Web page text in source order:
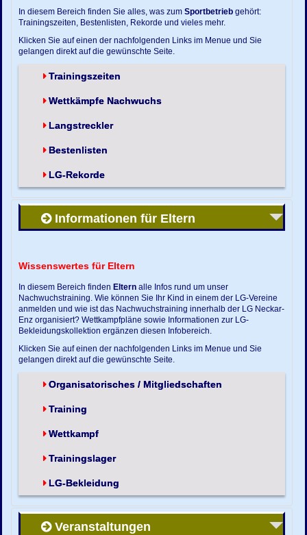
In diesem Bereich finden Sie alles, was zumSportbetrieb gehört:
Trainingszeiten, Bestenlisten, Rekorde und vieles mehr.
Klicken Sie auf einen der nachfolgenden Links im Menue und Sie
gelangen direkt auf die gewünschte Seite.
Trainingszeiten
Wettkämpfe Nachwuchs
Langstreckler
Bestenlisten
LG-Rekorde
Informationen für Eltern
Wissenswertes für Eltern
In diesem Bereich finden Eltern alle Infos rund um unser
Nachwuchstraining. Wie können Sie Ihr Kind in einem der LG-Vereine
anmelden und wie ist das Nachwuchstraining innerhalb der LG Neckar-
Enz organisiert? Wettkampfpläne sowie Informationen zur LG-
Bekleidungskollektion ergänzen diesen Infobereich.
Klicken Sie auf einen der nachfolgenden Links im Menue und Sie
gelangen direkt auf die gewünschte Seite.
Organisatorisches / Mitgliedschaften
Training
Wettkampf
Trainingslager
LG-Bekleidung
Veranstaltungen